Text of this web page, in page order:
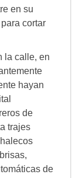
en su
cortar
la calle, en
hayan
de
trajes
de